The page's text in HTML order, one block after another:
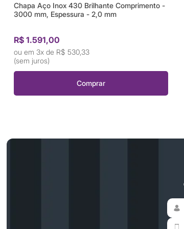
Chapa Aço Inox 430 Brilhante Comprimento -
3000 mm, Espessura - 2,0 mm
R$ 1.591,00
3x de R$ 530,33
(sem juros)
Comprar